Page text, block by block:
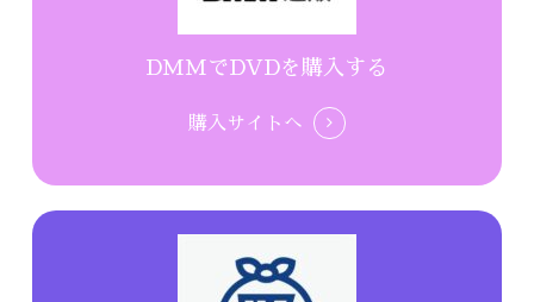
DMMでDVDを購入する
購入サイトへ